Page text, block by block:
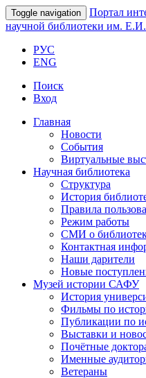
Toggle navigation Портал
научной библиотеки им.
РУС
ENG
Поиск
Вход
Главная
Новости
События
Виртуальные
Научная библиотека
Структура
История
Правила
Режим работы
СМИ о
Контактная
Наши дарители
Новые
Музей истории САФУ
История
Фильмы по
Публикации по
Выставки и
Почётные
Именные
Ветераны